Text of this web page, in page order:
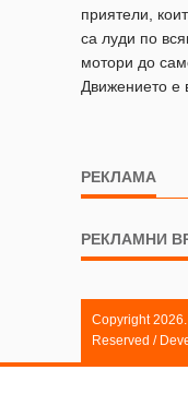
приятели,
са луди по
мотори до
Движението е
РЕКЛАМА
РЕКЛАМНИ
Copyright
Reserved /